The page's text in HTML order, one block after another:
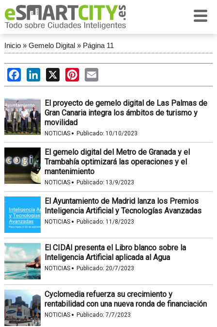
Inicio» Gemelo Digital» Página 11
FacebookLinkedIn
X PinterestEmail
El proyecto de gemelo digital de Las Palmas de
Gran Canaria integra los ámbitos de turismo y
movilidad
NOTICIAS · Publicado: 10/10/2023
El gemelo digital del Metro de Granada y el
Trambahía optimizará las operaciones y el
mantenimiento
NOTICIAS · Publicado: 13/9/2023
El Ayuntamiento de Madrid lanza los Premios
Inteligencia Artificial y Tecnologías Avanzadas
NOTICIAS · Publicado: 11/8/2023
El CIDAI presenta el Libro blanco sobre la
Inteligencia Artificial aplicada al Agua
NOTICIAS · Publicado: 20/7/2023
Cyclomedia refuerza su crecimiento y
rentabilidad con una nueva ronda de financiación
NOTICIAS · Publicado: 7/7/2023